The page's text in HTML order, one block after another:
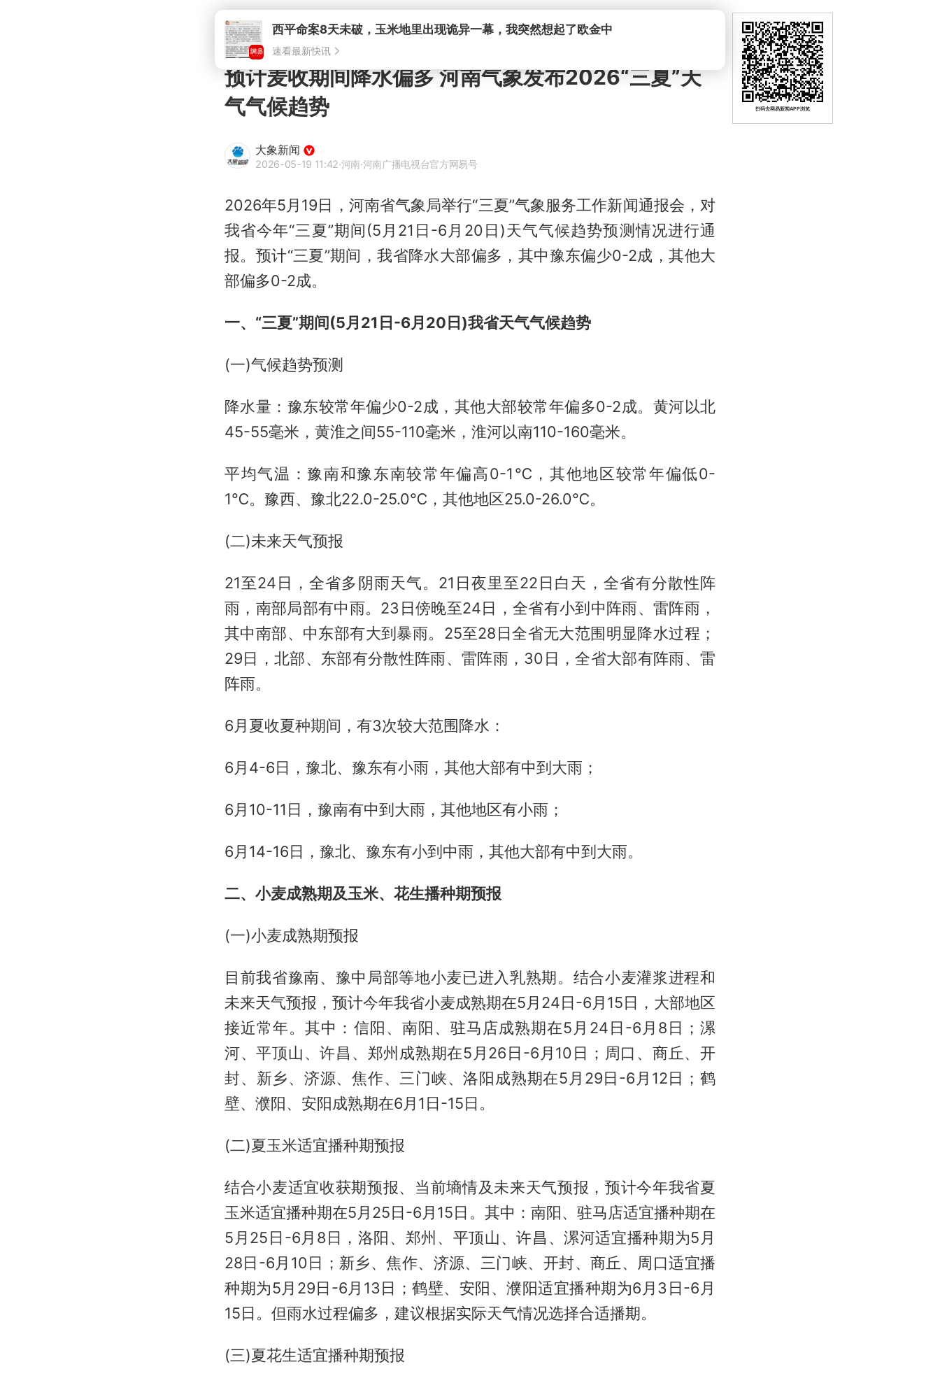
西平命案8天未破，玉米地里出现诡异一幕，我突然想起了欧金中
速看最新快讯
预计麦收期间降水偏多 河南气象发布2026“三夏”天
气气候趋势
大象新闻
2026-05-19 11:42·河南·河南广播电视台官方网易号
2026年5月19日，河南省气象局举行“三夏”气象服务工作新闻通报会，对
我省今年“三夏”期间(5月21日-6月20日)天气气候趋势预测情况进行通
报。预计“三夏”期间，我省降水大部偏多，其中豫东偏少0-2成，其他大
部偏多0-2成。
一、“三夏”期间(5月21日-6月20日)我省天气气候趋势
(一)气候趋势预测
降水量：豫东较常年偏少0-2成，其他大部较常年偏多0-2成。黄河以北
45-55毫米，黄淮之间55-110毫米，淮河以南110-160毫米。
平均气温：豫南和豫东南较常年偏高0-1℃，其他地区较常年偏低0-
1℃。豫西、豫北22.0-25.0℃，其他地区25.0-26.0℃。
(二)未来天气预报
21至24日，全省多阴雨天气。21日夜里至22日白天，全省有分散性阵
雨，南部局部有中雨。23日傍晚至24日，全省有小到中阵雨、雷阵雨，
其中南部、中东部有大到暴雨。25至28日全省无大范围明显降水过程；
29日，北部、东部有分散性阵雨、雷阵雨，30日，全省大部有阵雨、雷
阵雨。
6月夏收夏种期间，有3次较大范围降水：
6月4-6日，豫北、豫东有小雨，其他大部有中到大雨；
6月10-11日，豫南有中到大雨，其他地区有小雨；
6月14-16日，豫北、豫东有小到中雨，其他大部有中到大雨。
二、小麦成熟期及玉米、花生播种期预报
(一)小麦成熟期预报
目前我省豫南、豫中局部等地小麦已进入乳熟期。结合小麦灌浆进程和
未来天气预报，预计今年我省小麦成熟期在5月24日-6月15日，大部地区
接近常年。其中：信阳、南阳、驻马店成熟期在5月24日-6月8日；漯
河、平顶山、许昌、郑州成熟期在5月26日-6月10日；周口、商丘、开
封、新乡、济源、焦作、三门峡、洛阳成熟期在5月29日-6月12日；鹤
壁、濮阳、安阳成熟期在6月1日-15日。
(二)夏玉米适宜播种期预报
结合小麦适宜收获期预报、当前墒情及未来天气预报，预计今年我省夏
玉米适宜播种期在5月25日-6月15日。其中：南阳、驻马店适宜播种期在
5月25日-6月8日，洛阳、郑州、平顶山、许昌、漯河适宜播种期为5月
28日-6月10日；新乡、焦作、济源、三门峡、开封、商丘、周口适宜播
种期为5月29日-6月13日；鹤壁、安阳、濮阳适宜播种期为6月3日-6月
15日。但雨水过程偏多，建议根据实际天气情况选择合适播期。
(三)夏花生适宜播种期预报
扫码去网易新闻APP浏览